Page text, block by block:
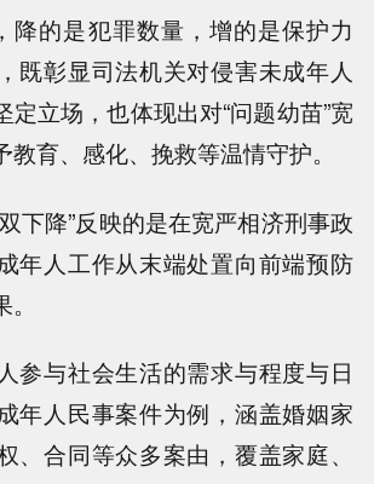
降的是犯罪数量，增的是保护力
既彰显司法机关对侵害未成年人
定立场，也体现出对“问题幼苗”宽
育、感化、挽救等温情守护。
下降”反映的是在宽严相济刑事政
年人工作从末端处置向前端预防
参与社会生活的需求与程度与日
年人民事案件为例，涵盖婚姻家
、合同等众多案由，覆盖家庭、